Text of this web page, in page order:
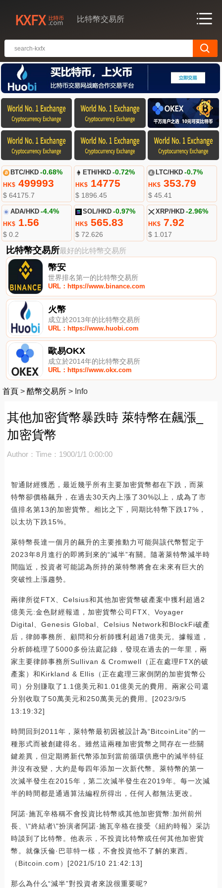
比特幣交易所
BTC/HKD -0.68%
HK$499993
$ 64175.7
ETH/HKD -0.72%
HK$ 14775
$ 1896.45
LTC/HKD -0.7%
HK$353.79
$ 45.41
ADA/HKD -4.4%
HK$1.56
$ 0.2
SOL/HKD -0.97%
HK$ 565.83
$ 72.626
XRP/HKD -2.96%
HK$7.92
$ 1.017
比特幣交易所最好的比特幣交易所
幣安
世界排名第一的比特幣交易所
URL：https://www.binance.com
火幣
成立於2013年的比特幣交易所
URL：https://www.huobi.com
歐易OKX
成立於2014年的比特幣交易所
URL：https://www.okx.com
首頁 > 酷幣交易所 > Info
其他加密貨幣暴跌時 萊特幣在飆漲_
加密貨幣
Author： Time：1900/1/1 0:00:00
智通財經獲悉，最近幾乎所有主要加密貨幣都在下跌，而萊
特幣卻價格飆升，在過去30天內上漲了30%以上，成為了市
值排名第13的加密貨幣。相比之下，同期比特幣下跌17%，
以太坊下跌15%。
萊特幣長達一個月的飆升的主要推動力可能與該代幣暫定于
2023年8月進行的即將到來的“減半”有關。隨著萊特幣減半時
間臨近，投資者可能認為所持的萊特幣將會在未來有巨大的
突破性上漲趨勢。
兩律所從FTX、Celsius和其他加密貨幣破產案中獲利超過2
億美元:金色財經報道，加密貨幣公司FTX、Voyager
Digital、Genesis Global、Celsius Network和BlockFi破產
后，律師事務所、顧問和分析師獲利超過7億美元。據報道，
分析師梳理了5000多份法庭記錄，發現在過去的一年里，兩
家主要律師事務所Sullivan & Cromwell（正在處理FTX的破
產案）和Kirkland & Ellis（正在處理三家倒閉的加密貨幣公
司）分別賺取了1.1億美元和1.01億美元的費用。兩家公司還
分別收取了50萬美元和250萬美元的費用。[2023/9/5
13:19:32]
時間回到2011年，萊特幣最初因被設計為“BitcoinLite”的一
種形式而被創建得名。雖然這兩種加密貨幣之間存在一些關
鍵差異，但定期將新代幣添加到當前循環供應中的減半特征
并沒有改變，大約是每四年添加一次新代幣。萊特幣的第一
次減半發生在2015年，第二次減半發生在2019年。每一次減
半的時間都是通過算法編程所得出，任何人都無法更改。
阿諾·施瓦辛格稱不會投資比特幣或其他加密貨幣:加州前州
長、\"終結者\"扮演者阿諾·施瓦辛格在接受《紐約時報》采訪
時談到了比特幣。他表示，不投資比特幣或任何其他加密貨
幣。就像沃倫·巴菲特一樣，不會投資他不了解的東西。
（Bitcoin.com）[2021/5/10 21:42:13]
那么為什么“減半”對投資者來說很重要呢?